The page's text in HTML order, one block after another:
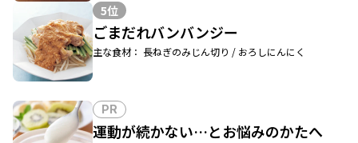
5位
ごまだれバンバンジー
主な食材： 長ねぎのみじん切り / おろしにんにく
PR
運動が続かない…とお悩みのかたへ